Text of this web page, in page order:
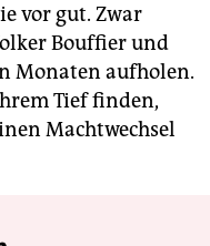
vor gut. Zwar
Bouffier und
Monaten aufholen.
Tief finden,
Machtwechsel